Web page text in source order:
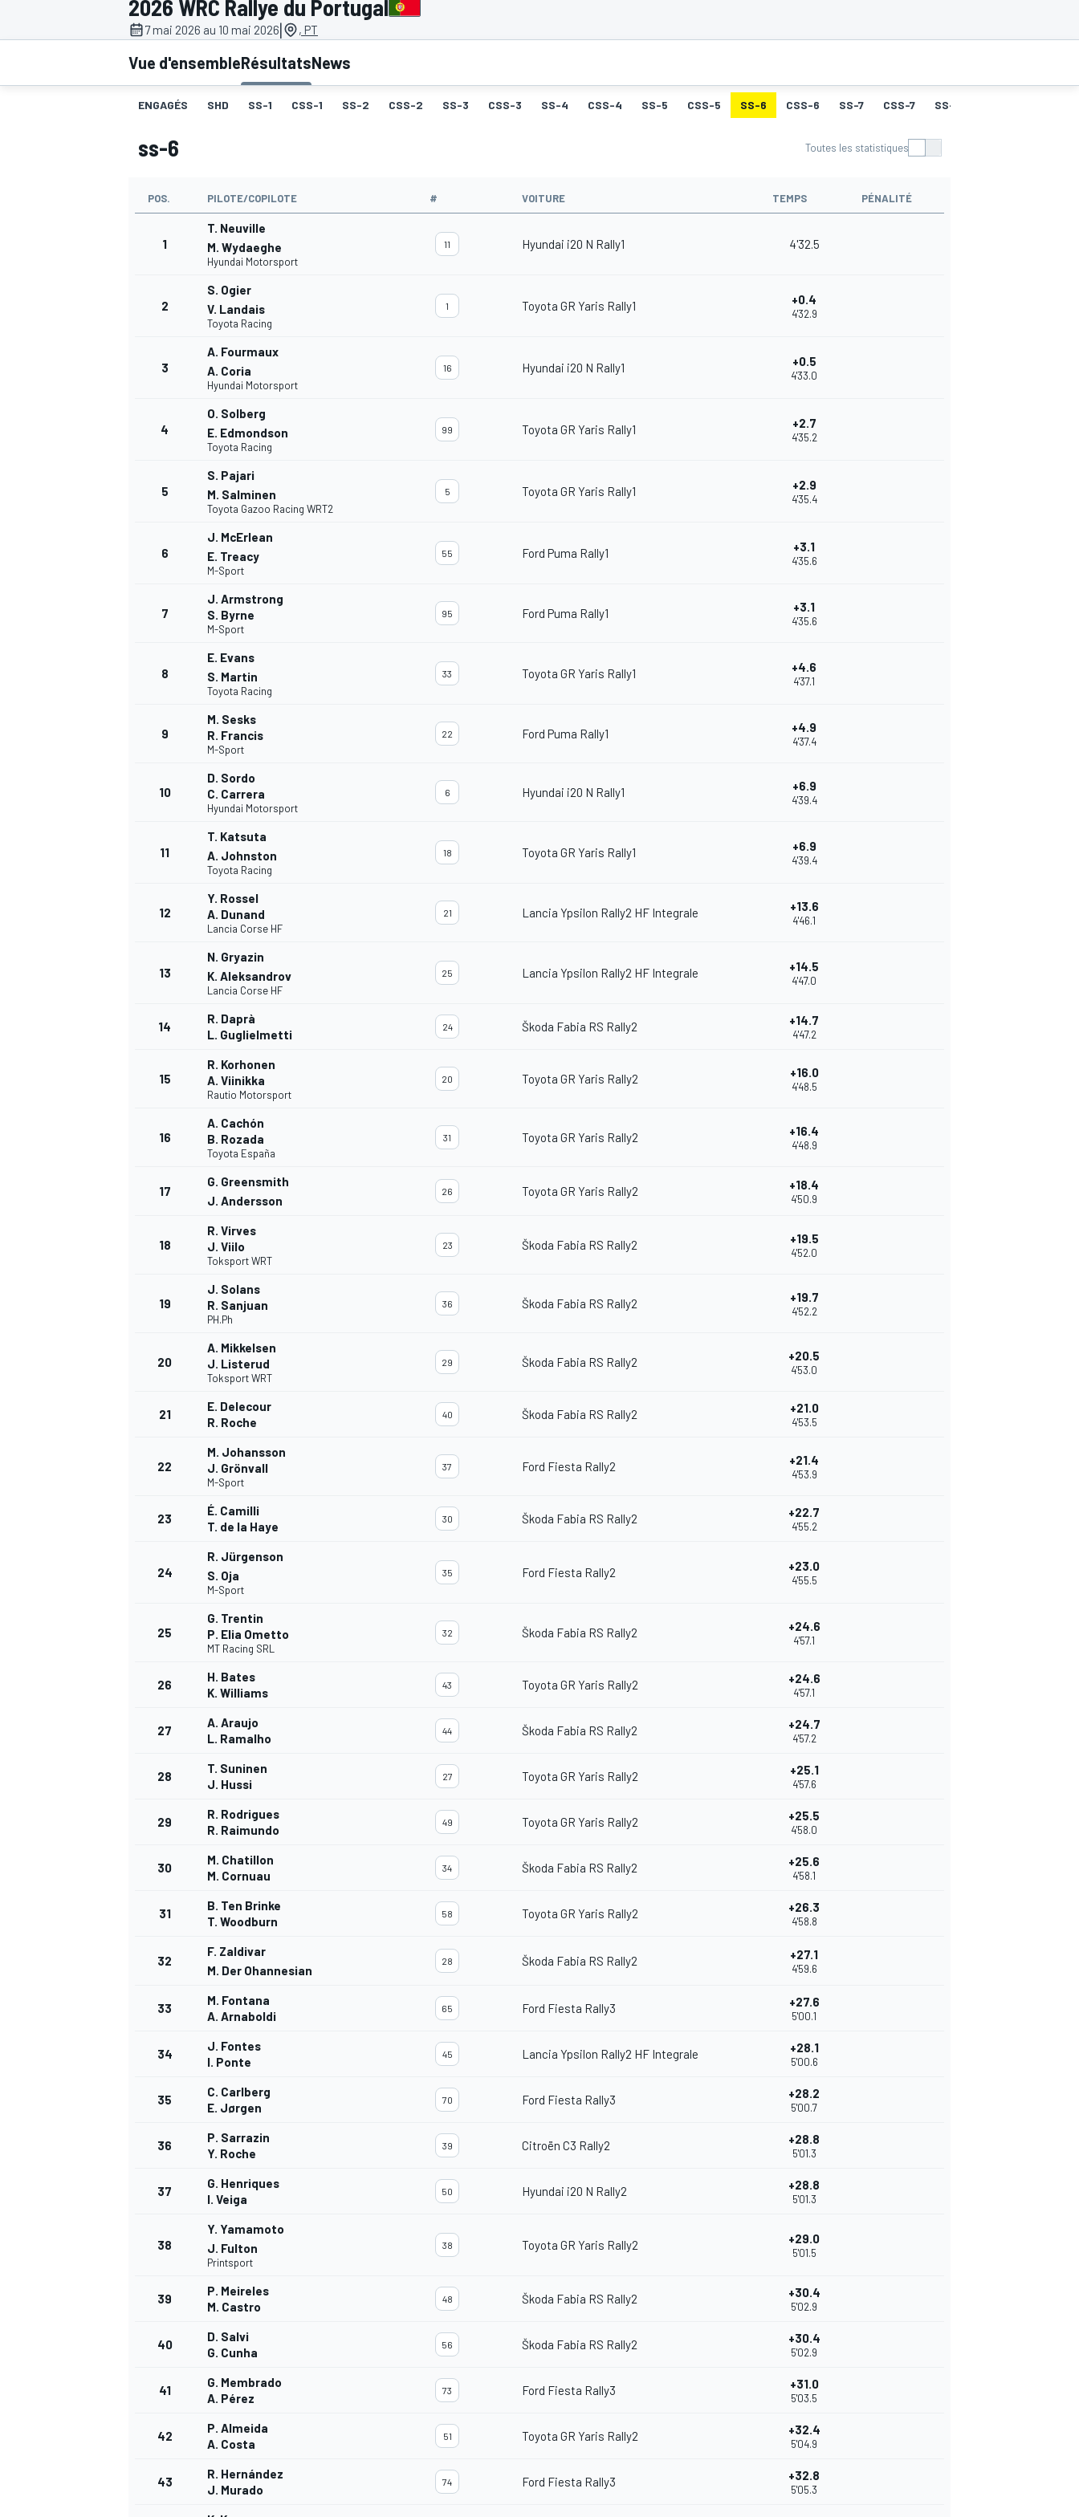
2026 WRC Rallye du Portugal
7 mai 2026 au 10 mai 2026| , PT
Vue d'ensembleRésultatsNews
ENGAGÉS SHD SS-1 CSS-1 SS-2 CSS-2 SS-3 CSS-3 SS-4 CSS-4 SS-5 CSS-5 SS-6 CSS-6 SS-7 CSS-7 SS-8
ss-6 Toutes les statistiques
POS. PILOTE/COPILOTE # VOITURE TEMPS PÉNALITÉ
1
T. Neuville
M. Wydaeghe
Hyundai Motorsport
11 Hyundai i20 N Rally1 4'32.5
2
S. Ogier
V. Landais
Toyota Racing
1 Toyota GR Yaris Rally1 +0.4
4'32.9
3
A. Fourmaux
A. Coria
Hyundai Motorsport
16 Hyundai i20 N Rally1 +0.5
4'33.0
4
O. Solberg
E. Edmondson
Toyota Racing
99 Toyota GR Yaris Rally1 +2.7
4'35.2
5
S. Pajari
M. Salminen
Toyota Gazoo Racing WRT2
5 Toyota GR Yaris Rally1 +2.9
4'35.4
6
J. McErlean
E. Treacy
M-Sport
55 Ford Puma Rally1 +3.1
4'35.6
7
J. Armstrong
S. Byrne
M-Sport
95 Ford Puma Rally1 +3.1
4'35.6
8
E. Evans
S. Martin
Toyota Racing
33 Toyota GR Yaris Rally1 +4.6
4'37.1
9
M. Sesks
R. Francis
M-Sport
22 Ford Puma Rally1 +4.9
4'37.4
10
D. Sordo
C. Carrera
Hyundai Motorsport
6 Hyundai i20 N Rally1 +6.9
4'39.4
11
T. Katsuta
A. Johnston
Toyota Racing
18 Toyota GR Yaris Rally1 +6.9
4'39.4
12
Y. Rossel
A. Dunand
Lancia Corse HF
21 Lancia Ypsilon Rally2 HF Integrale +13.6
4'46.1
13
N. Gryazin
K. Aleksandrov
Lancia Corse HF
25 Lancia Ypsilon Rally2 HF Integrale +14.5
4'47.0
14
R. Daprà
L. Guglielmetti
24 Škoda Fabia RS Rally2 +14.7
4'47.2
15
R. Korhonen
A. Viinikka
Rautio Motorsport
20 Toyota GR Yaris Rally2 +16.0
4'48.5
16
A. Cachón
B. Rozada
Toyota España
31 Toyota GR Yaris Rally2 +16.4
4'48.9
17
G. Greensmith
J. Andersson
26 Toyota GR Yaris Rally2 +18.4
4'50.9
18
R. Virves
J. Viilo
Toksport WRT
23 Škoda Fabia RS Rally2 +19.5
4'52.0
19
J. Solans
R. Sanjuan
PH.Ph
36 Škoda Fabia RS Rally2 +19.7
4'52.2
20
A. Mikkelsen
J. Listerud
Toksport WRT
29 Škoda Fabia RS Rally2 +20.5
4'53.0
21
E. Delecour
R. Roche
40 Škoda Fabia RS Rally2 +21.0
4'53.5
22
M. Johansson
J. Grönvall
M-Sport
37 Ford Fiesta Rally2 +21.4
4'53.9
23
É. Camilli
T. de la Haye
30 Škoda Fabia RS Rally2 +22.7
4'55.2
24
R. Jürgenson
S. Oja
M-Sport
35 Ford Fiesta Rally2 +23.0
4'55.5
25
G. Trentin
P. Elia Ometto
MT Racing SRL
32 Škoda Fabia RS Rally2 +24.6
4'57.1
26
H. Bates
K. Williams
43 Toyota GR Yaris Rally2 +24.6
4'57.1
27
A. Araujo
L. Ramalho
44 Škoda Fabia RS Rally2 +24.7
4'57.2
28
T. Suninen
J. Hussi
27 Toyota GR Yaris Rally2 +25.1
4'57.6
29
R. Rodrigues
R. Raimundo
49 Toyota GR Yaris Rally2 +25.5
4'58.0
30
M. Chatillon
M. Cornuau
34 Škoda Fabia RS Rally2 +25.6
4'58.1
31
B. Ten Brinke
T. Woodburn
58 Toyota GR Yaris Rally2 +26.3
4'58.8
32
F. Zaldivar
M. Der Ohannesian
28 Škoda Fabia RS Rally2 +27.1
4'59.6
33
M. Fontana
A. Arnaboldi
65 Ford Fiesta Rally3 +27.6
5'00.1
34
J. Fontes
I. Ponte
45 Lancia Ypsilon Rally2 HF Integrale +28.1
5'00.6
35
C. Carlberg
E. Jørgen
70 Ford Fiesta Rally3 +28.2
5'00.7
36
P. Sarrazin
Y. Roche
39 Citroën C3 Rally2 +28.8
5'01.3
37
G. Henriques
I. Veiga
50 Hyundai i20 N Rally2 +28.8
5'01.3
38
Y. Yamamoto
J. Fulton
Printsport
38 Toyota GR Yaris Rally2 +29.0
5'01.5
39
P. Meireles
M. Castro
48 Škoda Fabia RS Rally2 +30.4
5'02.9
40
D. Salvi
G. Cunha
56 Škoda Fabia RS Rally2 +30.4
5'02.9
41
G. Membrado
A. Pérez
73 Ford Fiesta Rally3 +31.0
5'03.5
42
P. Almeida
A. Costa
51 Toyota GR Yaris Rally2 +32.4
5'04.9
43
R. Hernández
J. Murado
74 Ford Fiesta Rally3 +32.8
5'05.3